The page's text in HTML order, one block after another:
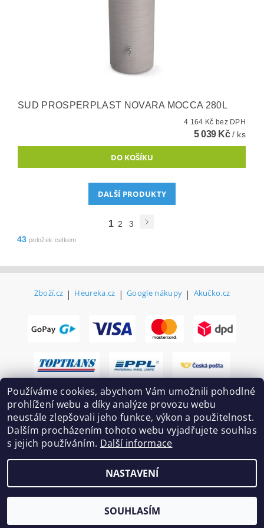
SUD PROSPERPLAST NOVARA MOCCA 280L
4 164 Kč bez DPH
5 039 Kč/ ks
DALŠÍ PRODUKTY
1 2
3
43 položek celkem
Zboží.cz | Heureka.cz | Google nákupy | Akučko.cz
Vytvořil Shoptet
Používáme cookies, abychom Vám umožnili pohodlné
prohlížení webu a díky analýze provozu webu
neustále zlepšovali jeho funkce, výkon a použitelnost.
Dalším procházením tohoto webu vyjadřujete souhlas
s jejich používáním. Další informace
NASTAVENÍ
SOUHLASÍM